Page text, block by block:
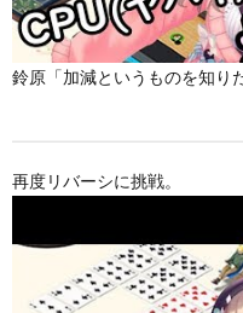
鈴原「加減というものを知り
再度リバーシに挑戦。